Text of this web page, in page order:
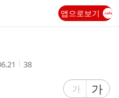
앱으로보기
조
38
글
가
글
가